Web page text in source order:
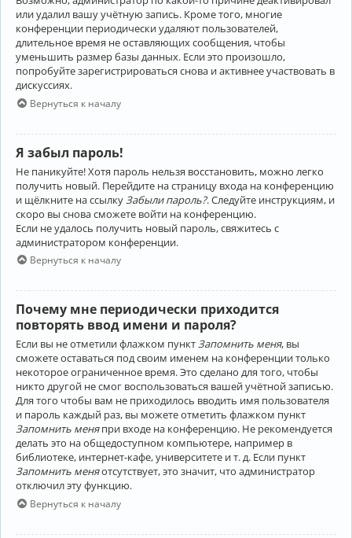
или удалил вашу учётную запись. Кроме того, многие
конференции периодически удаляют пользователей,
длительное время не оставляющих сообщения, чтобы
уменьшить размер базы данных. Если это произошло,
попробуйте зарегистрироваться снова и активнее участвовать в
дискуссиях.
Вернуться к началу
Я забыл пароль!
Не паникуйте! Хотя пароль нельзя восстановить, можно легко
получить новый. Перейдите на страницу входа на конференцию
и щёлкните на ссылку Забыли пароль?. Следуйте инструкциям, и
скоро вы снова сможете войти на конференцию.
Если не удалось получить новый пароль, свяжитесь с
администратором конференции.
Вернуться к началу
Почему мне периодически приходится
повторять ввод имени и пароля?
Если вы не отметили флажком пунктЗапомнить меня, вы
сможете оставаться под своим именем на конференции только
некоторое ограниченное время. Это сделано для того, чтобы
никто другой не смог воспользоваться вашей учётной записью.
Для того чтобы вам не приходилось вводить имя пользователя
и пароль каждый раз, вы можете отметить флажком пункт
Запомнить меняпри входе на конференцию. Не рекомендуется
делать это на общедоступном компьютере, например в
библиотеке, интернет-кафе, университете и т. д. Если пункт
Запомнить меняотсутствует, это значит, что администратор
отключил эту функцию.
Вернуться к началу